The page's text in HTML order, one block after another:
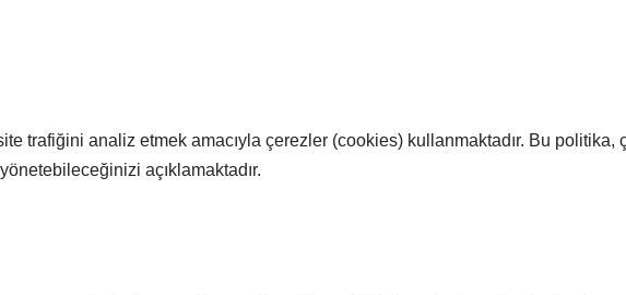
trafiğini analiz etmek amacıyla çerezler (cookies) kullanmaktadır. Bu politika,
açıklamaktadır.